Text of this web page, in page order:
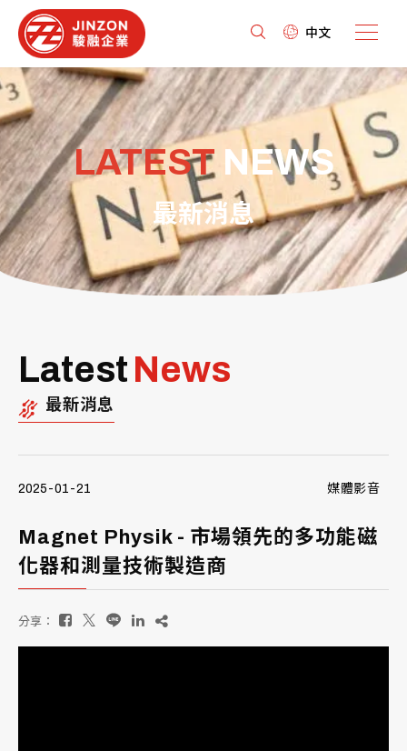
中文
LATEST NEWS
最新消息
Latest News
最新消息
2025-01-21 媒體影音
Magnet Physik - 市場領先的多功能磁
化器和測量技術製造商
分享：